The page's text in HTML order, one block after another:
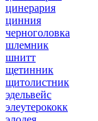
цинерария
цинния
черноголовка
шлемник
шнитт
щетинник
щитолистник
эдельвейс
элеутерококк